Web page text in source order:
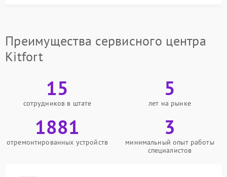
Преимущества сервисного центра
Kitfort
15
сотрудников в штате
5
лет на рынке
1881
отремонтированных устройств
3
минимальный опыт работы
специалистов